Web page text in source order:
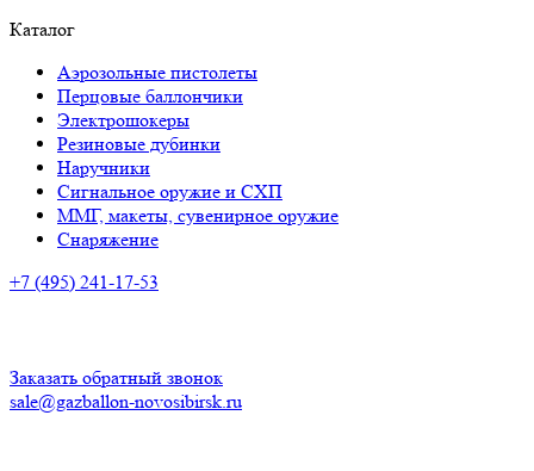
Каталог
Аэрозольные пистолеты
Перцовые баллончики
Электрошокеры
Резиновые дубинки
Наручники
Сигнальное оружие и СХП
ММГ, макеты, сувенирное оружие
Снаряжение
+7 (495) 241-17-53
Заказать обратный звонок
sale@gazballon-novosibirsk.ru